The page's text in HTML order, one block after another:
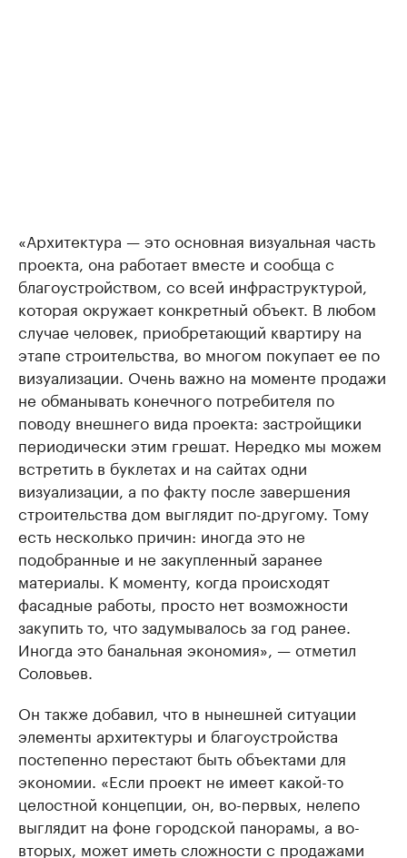
«Архитектура — это основная визуальная часть
проекта, она работает вместе и сообща с
благоустройством, со всей инфраструктурой,
которая окружает конкретный объект. В любом
случае человек, приобретающий квартиру на
этапе строительства, во многом покупает ее по
визуализации. Очень важно на моменте продажи
не обманывать конечного потребителя по
поводу внешнего вида проекта: застройщики
периодически этим грешат. Нередко мы можем
встретить в буклетах и на сайтах одни
визуализации, а по факту после завершения
строительства дом выглядит по-другому. Тому
есть несколько причин: иногда это не
подобранные и не закупленный заранее
материалы. К моменту, когда происходят
фасадные работы, просто нет возможности
закупить то, что задумывалось за год ранее.
Иногда это банальная экономия», — отметил
Соловьев.
Он также добавил, что в нынешней ситуации
элементы архитектуры и благоустройства
постепенно перестают быть объектами для
экономии. «Если проект не имеет какой-то
целостной концепции, он, во-первых, нелепо
выглядит на фоне городской панорамы, а во-
вторых, может иметь сложности с продажами